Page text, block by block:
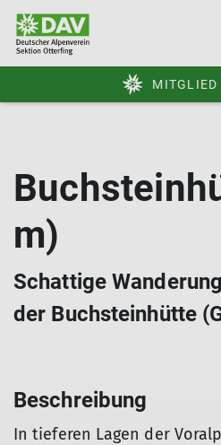
MITGLIED
m)
Schattige
der Buchsteinhütte
Beschreibung
In tieferen Lagen der